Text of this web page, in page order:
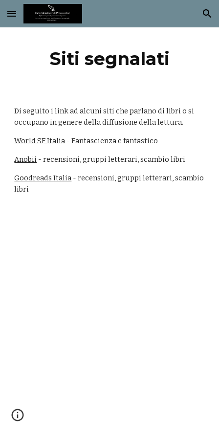
Skip to main content Skip to navigation
Siti segnalati
Di seguito i link ad alcuni siti che parlano di libri o si
occupano in genere della diffusione della lettura.
World SF Italia - Fantascienza e fantastico
Anobii - recensioni, gruppi letterari, scambio libri
Goodreads Italia - recensioni, gruppi letterari, scambio
libri